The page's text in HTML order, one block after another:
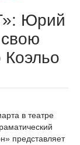
Юрий
в театре
представляет